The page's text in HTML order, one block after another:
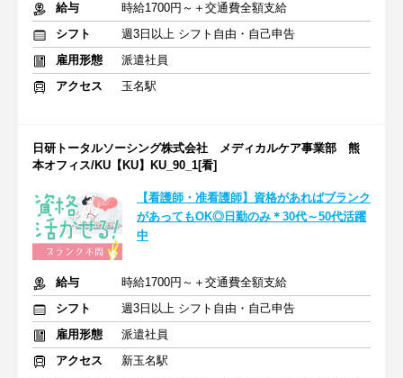
給与
時給1700円～＋交通費全額支給
シフト
週3日以上 シフト自由・自己申告
雇用形態
派遣社員
アクセス
玉名駅
日研トータルソーシング株式会社 メディカルケア事業部 熊
本オフィス/KU【KU】KU_90_1[看]
【看護師・准看護師】資格があればブランク
があってもOK◎日勤のみ＊30代～50代活躍
中
給与
時給1700円～＋交通費全額支給
シフト
週3日以上 シフト自由・自己申告
雇用形態
派遣社員
アクセス
新玉名駅